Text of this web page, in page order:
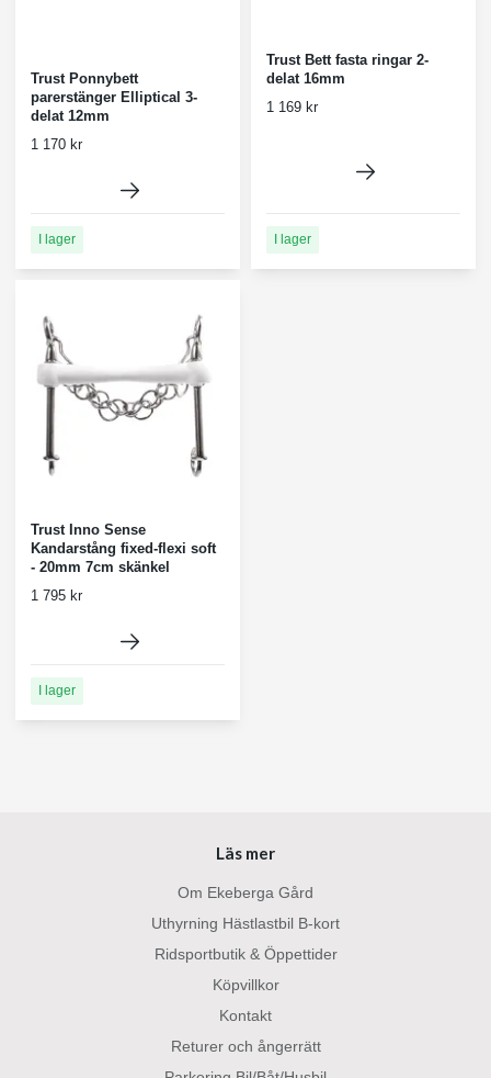
Trust Ponnybett
parerstänger Elliptical 3-
delat 12mm
1 170 kr
I lager
Trust Bett fasta ringar 2-
delat 16mm
1 169 kr
I lager
Trust Inno Sense
Kandarstång fixed-flexi soft
- 20mm 7cm skänkel
1 795 kr
I lager
Läs mer
Om Ekeberga Gård
Uthyrning Hästlastbil B-kort
Ridsportbutik & Öppettider
Köpvillkor
Kontakt
Returer och ångerrätt